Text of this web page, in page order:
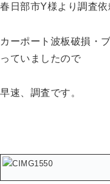
春日部市Y様より調査依
カーポート波板破損・
っていましたので
早速、調査です。